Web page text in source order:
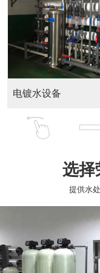
选择
提供水
专业十五年
专业从事水处